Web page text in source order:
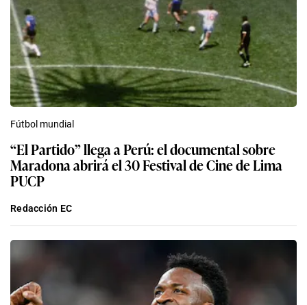
Fútbol mundial
“El Partido” llega a Perú: el documental sobre
Maradona abrirá el 30 Festival de Cine de Lima
PUCP
Redacción EC